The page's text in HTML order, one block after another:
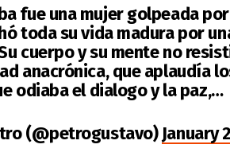
fue una mujer golpeada
toda su vida madura por
cuerpo y su mente no
anacrónica, que aplaudía
odiaba el dialogo y la paz,…
(@petrogustavo)January